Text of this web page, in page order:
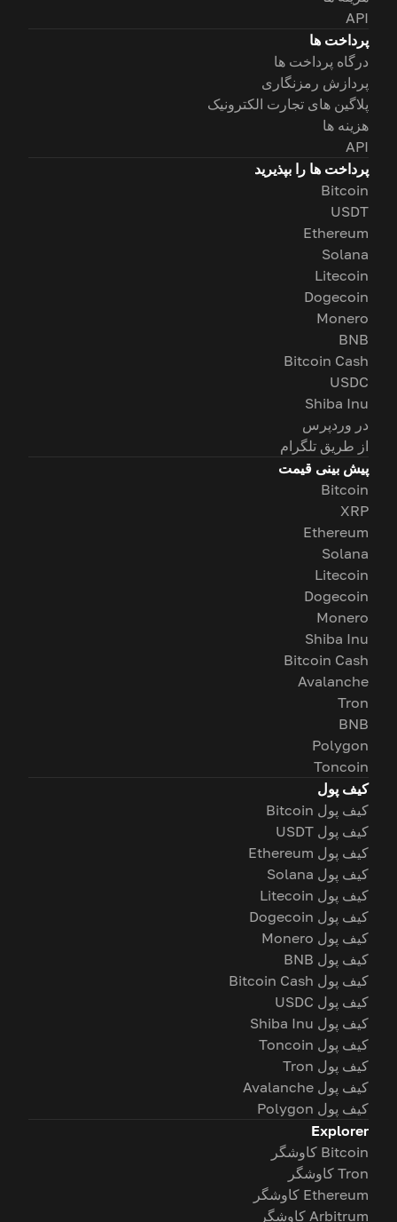
API
پرداخت ها
درگاه پرداخت ها
پردازش رمزنگاری
پلاگین های تجارت الکترونیک
هزینه ها
API
پرداخت ها را بپذیرید
Bitcoin
USDT
Ethereum
Solana
Litecoin
Dogecoin
Monero
BNB
Bitcoin Cash
USDC
Shiba Inu
در وردپرس
از طریق تلگرام
پیش بینی قیمت
Bitcoin
XRP
Ethereum
Solana
Litecoin
Dogecoin
Monero
Shiba Inu
Bitcoin Cash
Avalanche
Tron
BNB
Polygon
Toncoin
کیف پول
کیف پول Bitcoin
کیف پول USDT
کیف پول Ethereum
کیف پول Solana
کیف پول Litecoin
کیف پول Dogecoin
کیف پول Monero
کیف پول BNB
کیف پول Bitcoin Cash
کیف پول USDC
کیف پول Shiba Inu
کیف پول Toncoin
کیف پول Tron
کیف پول Avalanche
کیف پول Polygon
Explorer
Bitcoin کاوشگر
Tron کاوشگر
Ethereum کاوشگر
Arbitrum کاوشگر